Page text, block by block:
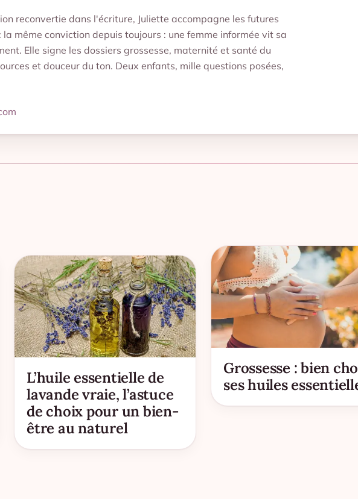
reconvertie dans l'écriture, Juliette accompagne les futures
même conviction depuis toujours : une femme informée vit sa
Elle signe les dossiers grossesse, maternité et santé du
et douceur du ton. Deux enfants, mille questions posées,
L’huile essentielle de
lavande vraie, l’astuce
de choix pour un bien-
être au naturel
Grossesse : bien
ses huiles